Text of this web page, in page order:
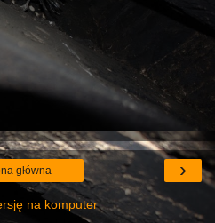
›
główna
na komputer